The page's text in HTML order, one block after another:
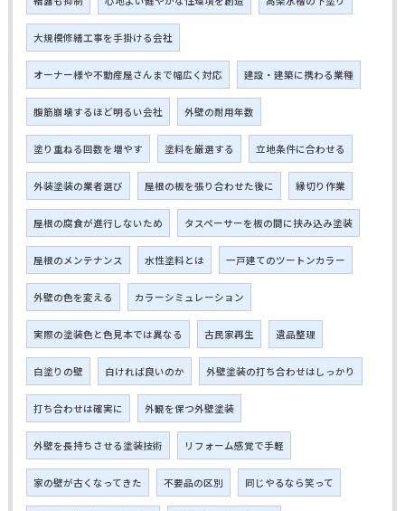
大規模修繕工事を手掛ける会社
オーナー様や不動産屋さんまで幅広く対応 建設・建築に携わる業種
腹筋崩壊するほど明るい会社 外壁の耐用年数
塗り重ねる回数を増やす 塗料を厳選する 立地条件に合わせる
外装塗装の業者選び 屋根の板を張り合わせた後に 縁切り作業
屋根の腐食が進行しないため タスペーサーを板の間に挟み込み塗装
屋根のメンテナンス 水性塗料とは 一戸建てのツートンカラー
外壁の色を変える カラーシミュレーション
実際の塗装色と色見本では異なる 古民家再生 遺品整理
白塗りの壁 白ければ良いのか 外壁塗装の打ち合わせはしっかり
打ち合わせは確実に 外観を保つ外壁塗装
外壁を長持ちさせる塗装技術 リフォーム感覚で手軽
家の壁が古くなってきた 不要品の区別 同じやるなら笑って